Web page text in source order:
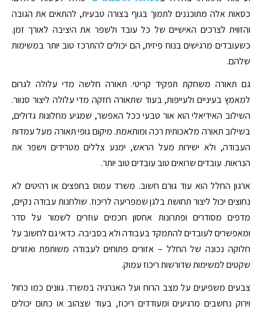
כסאות אלה מתוכננים לתמוך בגוף בצורה טבעית, להתאים את הגובה
והזווית לצרכים האישיים של כל עובד ולשפר את היציבה לאורך זמן.
כשעובדים מרגישים בנוח פיזית, הם יכולים להתרכז טוב יותר במשימות
שלהם.
גם תאורה משחקת תפקיד קריטי. תאורה חלשה מדי עלולה לגרום
למאמץ בעיניים ולעייפות, בעוד שתאורה חזקה מדי עלולה ליצור סנוור.
השילוב האידיאלי הוא אור טבעי ככל האפשר, שמגיע מחלונות גדולים,
בשילוב תאורה מלאכותית רכה ומותאמת. מיקום גופי תאורה מעל עמדות
העבודה, ולא ישירות מעל הראש, ימנע צללים מטרידים וישפר את
הנראות. עובדים שרואים טוב עובדים טוב יותר.
ארגון החלל הוא עוד גורם חשוב. משרד עמוס בחפצים או רהיטים לא
נחוצים יכול ליצור תחושת בלגן שמפריעה לריכוז. שולחנות עבודה נקיים,
מדפים מסודרים ופתרונות אחסון חכמים עוזרים לשמור על סדר
ומאפשרים לעובדים להתמקד בעבודה ולא בסביבה. כדאי גם לחשוב על
חלוקה נכונה של החלל – אזורים פתוחים לעבודה משותפת ואזורים
שקטים למשימות שדורשות ריכוז עמוק.
צבעים משפיעים על מצב הרוח ועל האנרגיה במשרד. גוונים כמו כחול
וירוק נחשבים מרגיעים ומעודדים ריכוז, בעוד שצהוב או כתום יכולים